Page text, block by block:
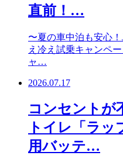
直前！…
〜夏の車中泊も安心
え冷え試乗キャンペ
ャ…
2026.07.17
コンセントが
トイレ「ラ
用バッテ…